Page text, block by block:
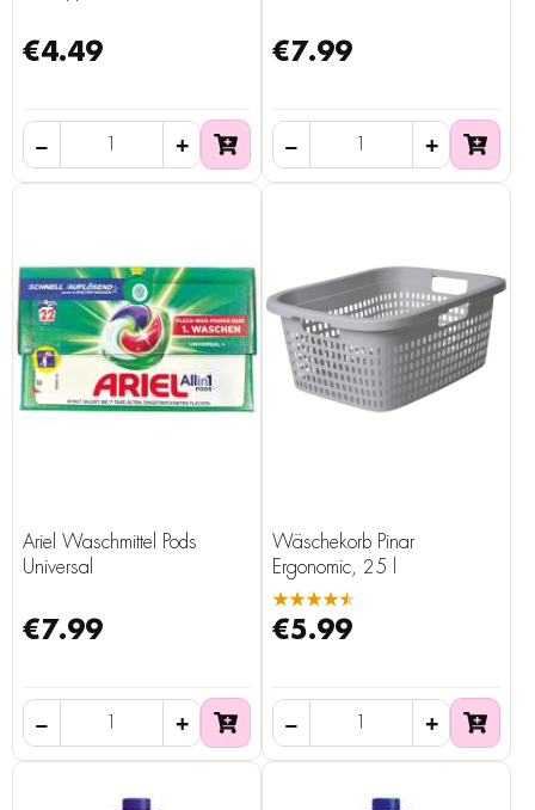
€4.49 €7.99
Ariel Waschmittel Pods
Universal
€7.99
Wäschekorb Pinar
Ergonomic, 25 l
★★★★★
€5.99